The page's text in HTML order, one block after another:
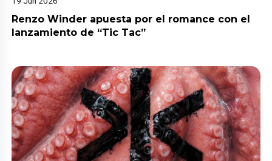
Renzo Winder apuesta por el romance con el
lanzamiento de “Tic Tac”